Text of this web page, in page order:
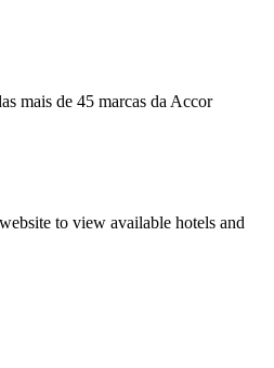
mais de 45 marcas da Accor
to view available hotels and